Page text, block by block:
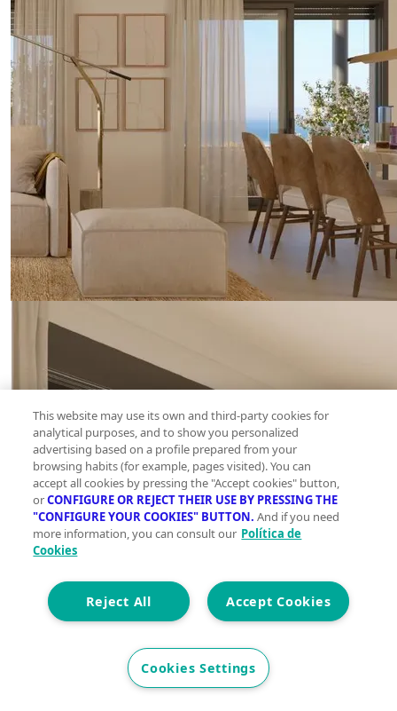
This website may use its own and third-party cookies for
analytical purposes, and to show you personalized
advertising based on a profile prepared from your
browsing habits (for example, pages visited). You can
accept all cookies by pressing the "Accept cookies" button,
orCONFIGURE OR REJECT THEIR USE BY PRESSING THE
"CONFIGURE YOUR COOKIES" BUTTON. And if you need
more information, you can consult our Política de
Cookies
Accept Cookies
Reject All
Cookies Settings